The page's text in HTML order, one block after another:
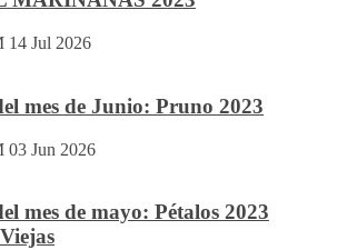
14 Jul 2026
mes de Junio: Pruno 2023
03 Jun 2026
mes de mayo: Pétalos 2023